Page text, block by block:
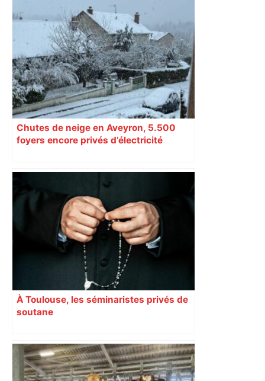
Chutes de neige en Aveyron, 5.500
foyers encore privés d’électricité
À Toulouse, les séminaristes privés de
soutane